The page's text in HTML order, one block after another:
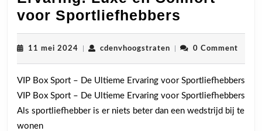
voor Sportliefhebbers
VIP
Box
Sport
Ervaring:
Luxe
en
11 mei 2024 11
cdenvhoogstratencdenvhoogstraten
0 Comment
VIP Box Sport – De Ultieme Ervaring voor Sportliefhebbers
VIP Box Sport – De Ultieme Ervaring voor Sportliefhebbers
Als sportliefhebber is er niets beter dan een wedstrijd bij te
wonen